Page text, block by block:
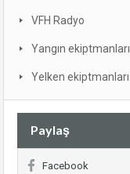
VFH Radyo
Yangın ekiptmanları
Yelken ekiptmanları
Paylaş
Facebook